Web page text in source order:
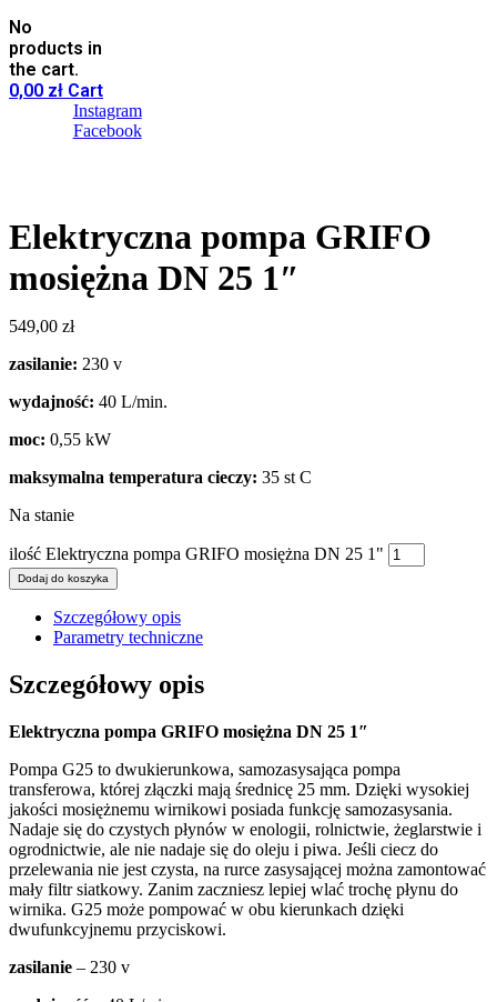
No
products in
the cart.
0,00 zł Cart
Instagram
Facebook
Elektryczna pompa GRIFO
mosiężna DN 25 1″
549,00 zł
zasilanie: 230 v
wydajność: 40 L/min.
moc: 0,55 kW
maksymalna temperatura cieczy: 35 st C
Na stanie
ilość Elektryczna pompa GRIFO mosiężna DN 25 1"
Dodaj do koszyka
Szczegółowy opis
Parametry techniczne
Szczegółowy opis
Elektryczna pompa GRIFO mosiężna DN 25 1″
Pompa G25 to dwukierunkowa, samozasysająca pompa
transferowa, której złączki mają średnicę 25 mm. Dzięki wysokiej
jakości mosiężnemu wirnikowi posiada funkcję samozasysania.
Nadaje się do czystych płynów w enologii, rolnictwie, żeglarstwie i
ogrodnictwie, ale nie nadaje się do oleju i piwa. Jeśli ciecz do
przelewania nie jest czysta, na rurce zasysającej można zamontować
mały filtr siatkowy. Zanim zaczniesz lepiej wlać trochę płynu do
wirnika. G25 może pompować w obu kierunkach dzięki
dwufunkcyjnemu przyciskowi.
zasilanie – 230 v